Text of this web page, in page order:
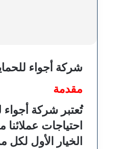
شركة أجواء
مقدمة
تُعتبر شركة
احتياجات
الخيار الأول